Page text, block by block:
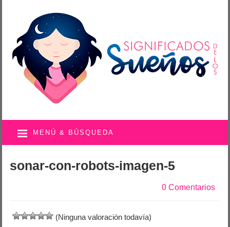
MENÚ & BÚSQUEDA
sonar-con-robots-imagen-5
0 Comentarios
(Ninguna valoración todavía)